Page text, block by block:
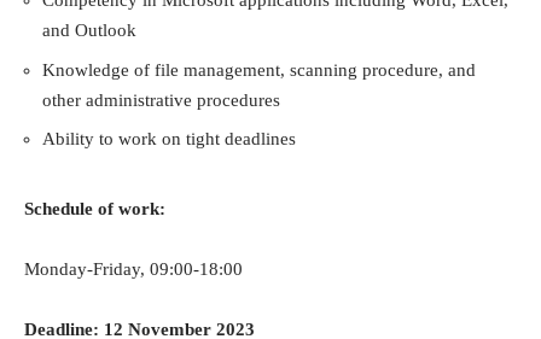
and Outlook
Knowledge of file management, scanning procedure, and
other administrative procedures
Ability to work on tight deadlines
Schedule of work:
Monday-Friday, 09:00-18:00
Deadline: 12 November 2023